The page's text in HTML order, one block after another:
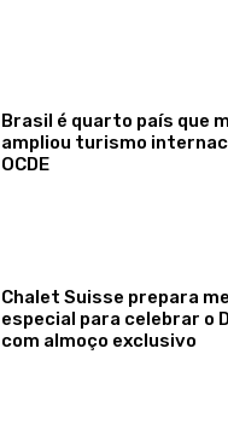
Brasil é quarto país que
ampliou turismo
OCDE
Chalet Suisse prepara
especial para celebrar o
com almoço exclusivo